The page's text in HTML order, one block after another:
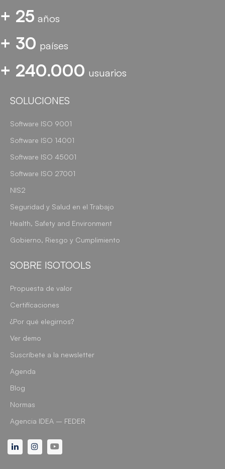
+ 25 años
+ 30 países
+ 240.000 usuarios
SOLUCIONES
Software ISO 9001
Software ISO 14001
Software ISO 45001
Software ISO 27001
NIS2
Seguridad y Salud en el Trabajo
Health, Safety and Environment
Gobierno, Riesgo y Cumplimiento
SOBRE ISOTOOLS
Propuesta de valor
Certificaciones
¿Por qué elegirnos?
Ver demo
Suscríbete a la newsletter
Agenda
Blog
Normas
Agencia IDEA – FEDER
LinkedinInstagramYoutube